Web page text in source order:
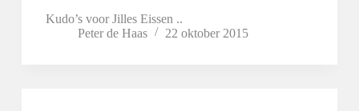
Kudo’s voor Jilles Eissen ..
Peter de Haas
22 oktober 2015